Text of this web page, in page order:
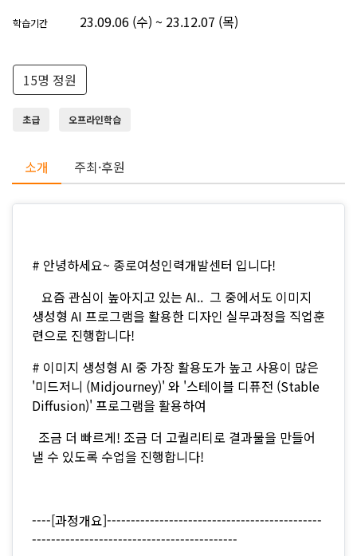
학습기간 23.09.06 (수) ~ 23.12.07 (목)
15명 정원
초급 오프라인학습
소개 주최·후원
# 안녕하세요~ 종로여성인력개발센터 입니다!
요즘 관심이 높아지고 있는 AI.. 그 중에서도 이미지
생성형 AI 프로그램을 활용한 디자인 실무과정을 직업훈
련으로 진행합니다!
# 이미지 생성형 AI 중 가장 활용도가 높고 사용이 많은
'미드저니 (Midjourney)' 와 '스테이블 디퓨전 (Stable
Diffusion)' 프로그램을 활용하여
조금 더 빠르게! 조금 더 고퀄리티로 결과물을 만들어
낼 수 있도록 수업을 진행합니다!
----[과정개요]---------------------------------------------
-------------------------------------------